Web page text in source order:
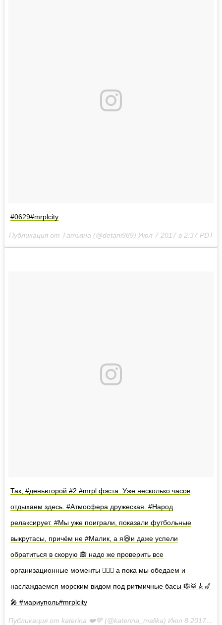
#0629#mrplcity
Публикация от Татьяна (@detani989) Июл 7 2017 в 2:37 PDT
Так, #деньвторой #2 #mrpl фэста. Уже несколько часов
отдыхаем здесь. #Атмосфера дружеская. #Народ
релаксирует. #Мы уже поиграли, показали футбольные
выкрутасы, причём не #Малик, а я😆и даже успели
обратиться в скорую 🙈 надо же проверить все
организационные моменты ☝🏽🙈 а пока мы обедаем и
наслаждаемся морским видом под ритмичные басы 🎼🥁🎸🎷
🎤 #мариуполь#mrplcity
Публикация от katerina ❤️💙 (@katerina_malika) Июл 8 2017 в 5:21 PDT